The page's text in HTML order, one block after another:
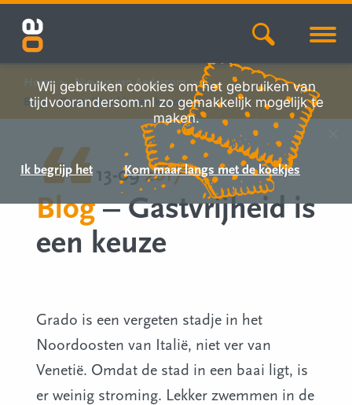
Home
Nieuws van Andersom
Blog – Gastvrijheid is een keuze
13-092017
Blog– Gastvrijheid is
een keuze
Grado is een vergeten stadje in het
Noordoosten van Italië, niet ver van
Venetië. Omdat de stad in een baai ligt, is
er weinig stroming. Lekker zwemmen in de
Wij gebruiken cookies om het gebruiken van
tijdvoorandersom.nl zo gemakkelijk mogelijk te
maken.
Ik begrijp het Kom maar langs met de koekjes